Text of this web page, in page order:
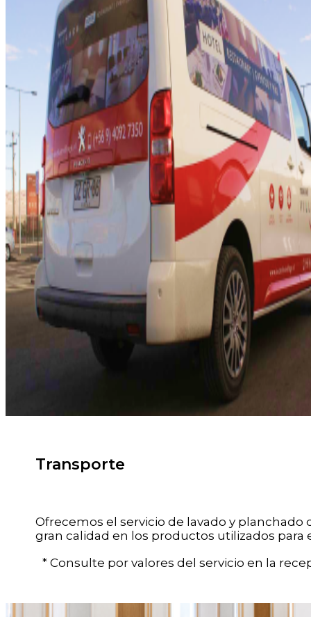
Transporte
Ofrecemos el servicio de lavado y
gran calidad en los productos utilizados para
* Consulte por valores del servicio en la